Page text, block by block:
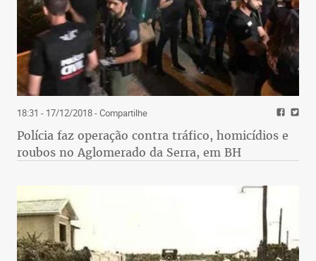
18:31 - 17/12/2018- Compartilhe
Polícia faz operação contra tráfico, homicídios e
roubos no Aglomerado da Serra, em BH